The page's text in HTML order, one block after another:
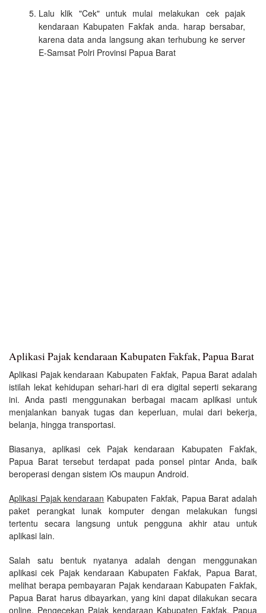
Lalu klik "Cek" untuk mulai melakukan cek pajak
kendaraan Kabupaten Fakfak anda. harap bersabar,
karena data anda langsung akan terhubung ke server
E-Samsat Polri Provinsi Papua Barat
Aplikasi Pajak kendaraan Kabupaten Fakfak, Papua Barat
Aplikasi Pajak kendaraan Kabupaten Fakfak, Papua Barat adalah
istilah lekat kehidupan sehari-hari di era digital seperti sekarang
ini. Anda pasti menggunakan berbagai macam aplikasi untuk
menjalankan banyak tugas dan keperluan, mulai dari bekerja,
belanja, hingga transportasi.
Biasanya, aplikasi cek Pajak kendaraan Kabupaten Fakfak,
Papua Barat tersebut terdapat pada ponsel pintar Anda, baik
beroperasi dengan sistem iOs maupun Android.
Aplikasi Pajak kendaraan Kabupaten Fakfak, Papua Barat adalah
paket perangkat lunak komputer dengan melakukan fungsi
tertentu secara langsung untuk pengguna akhir atau untuk
aplikasi lain.
Salah satu bentuk nyatanya adalah dengan menggunakan
aplikasi cek Pajak kendaraan Kabupaten Fakfak, Papua Barat,
melihat berapa pembayaran Pajak kendaraan Kabupaten Fakfak,
Papua Barat harus dibayarkan, yang kini dapat dilakukan secara
online. Pengecekan Pajak kendaraan Kabupaten Fakfak, Papua